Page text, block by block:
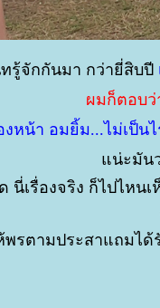
รู้จักกันมา กว่ายี่สิบปี
ผมก็ตอบว่
งหน้า อมยิ้ม...ไม่เป็
น่ะมันว่
นี่เรื่องจริง ก็ไปไห
รตามประสาแถมไ